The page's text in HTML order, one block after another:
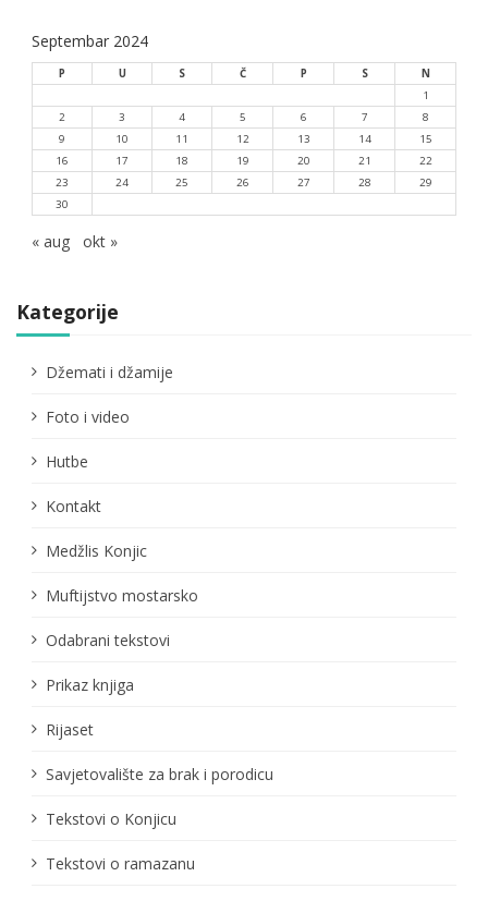
Septembar 2024
P U S Č P S
N
1
2
3 4 5 6 7
8
9
10 11 12 13 14
15
16
17 18 19 20 21
22
23
24 25 26 27 28
29
30
« aug okt »
Kategorije
Džemati i džamije
Foto i video
Hutbe
Kontakt
Medžlis Konjic
Muftijstvo mostarsko
Odabrani tekstovi
Prikaz knjiga
Rijaset
Savjetovalište za brak i porodicu
Tekstovi o Konjicu
Tekstovi o ramazanu